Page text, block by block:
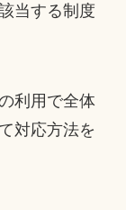
当する制度
利用で全体
対応方法を